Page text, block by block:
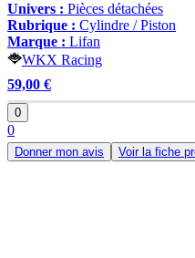
Univers : Pièces détachées
Rubrique : Cylindre / Piston
Marque : Lifan
WKX Racing
59,00 €
0
0
Donner mon avis Voir la fiche